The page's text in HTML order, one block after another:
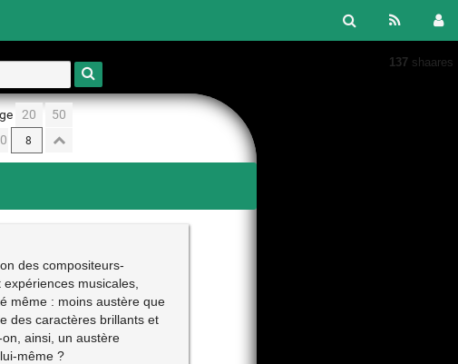
137 shaares
20
50
des compositeurs-
musicales,
même : moins austère que
des caractères brillants et
ainsi, un austère
même ?